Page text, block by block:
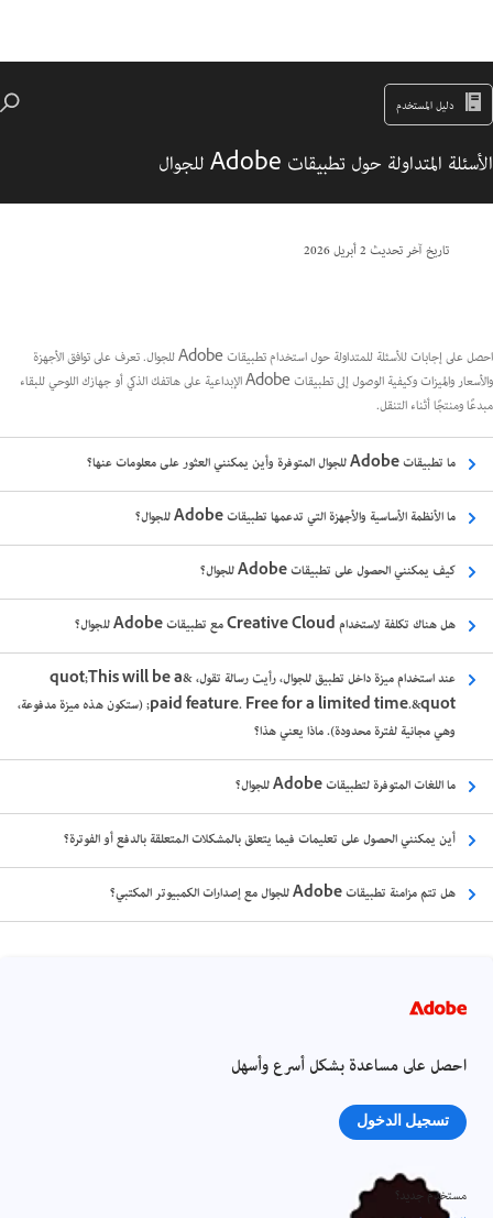
دليل المستخدم
الأسئلة المتداولة حول تطبيقات Adobe للجوال
تاريخ آخر تحديث2 أبريل 2026
احصل على إجابات للأسئلة للمتداولة حول استخدام تطبيقات Adobe للجوال. تعرف على توافق الأجهزة
والأسعار والميزات وكيفية الوصول إلى تطبيقات Adobe الإبداعية على هاتفك الذكي أو جهازك اللوحي للبقاء
مبدعًا ومنتجًا أثناء التنقل.
ما تطبيقات Adobe للجوال المتوفرة وأين يمكنني العثور على معلومات عنها؟
ما الأنظمة الأساسية والأجهزة التي تدعمها تطبيقات Adobe للجوال؟
كيف يمكنني الحصول على تطبيقات Adobe للجوال؟
هل هناك تكلفة لاستخدام Creative Cloud مع تطبيقات Adobe للجوال؟
عند استخدام ميزة داخل تطبيق للجوال، رأيت رسالة تقول، &quot;This will be a
paid feature. Free for a limited time.&quot; (ستكون هذه ميزة مدفوعة،
وهي مجانية لفترة محدودة). ماذا يعني هذا؟
ما اللغات المتوفرة لتطبيقات Adobe للجوال؟
أين يمكنني الحصول على تعليمات فيما يتعلق بالمشكلات المتعلقة بالدفع أو الفوترة؟
هل تتم مزامنة تطبيقات Adobe للجوال مع إصدارات الكمبيوتر المكتبي؟
احصل على مساعدة بشكل أسرع وأسهل
تسجيل الدخول
مستخدم جديد؟